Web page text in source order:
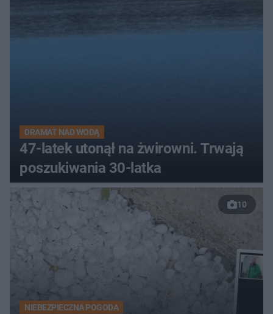
DRAMAT NAD WODĄ
47-latek utonął na żwirowni. Trwają
poszukiwania 30-latka
10
NIEBEZPIECZNA POGODA